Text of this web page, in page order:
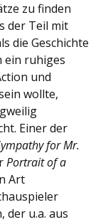
zu finden
der Teil mit
die Geschichte
ein ruhiges
und
wollte,
Einer der
for Mr.
Portrait of a
Art
der u.a. aus